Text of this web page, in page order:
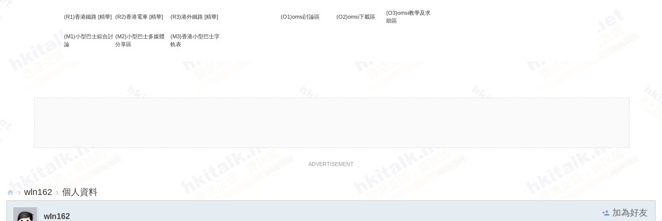
(R1)香港鐵路 [精華] (R2)香港電車 [精華] (R3)港外鐵路 [精華] (O1)omsi討論區 (O2)omsi下載區
(O3)omsi教學及求
助區
(M1)小型巴士綜合討
論
(M2)小型巴士多媒體
分享區
(M3)香港小型巴士字
軌表
ADVERTISEMENT
hk
› wln162 › 個人資料
加為好友
wln162